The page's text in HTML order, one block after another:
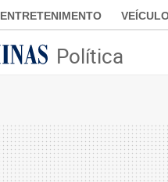
ENTRETENIMENTO
Política